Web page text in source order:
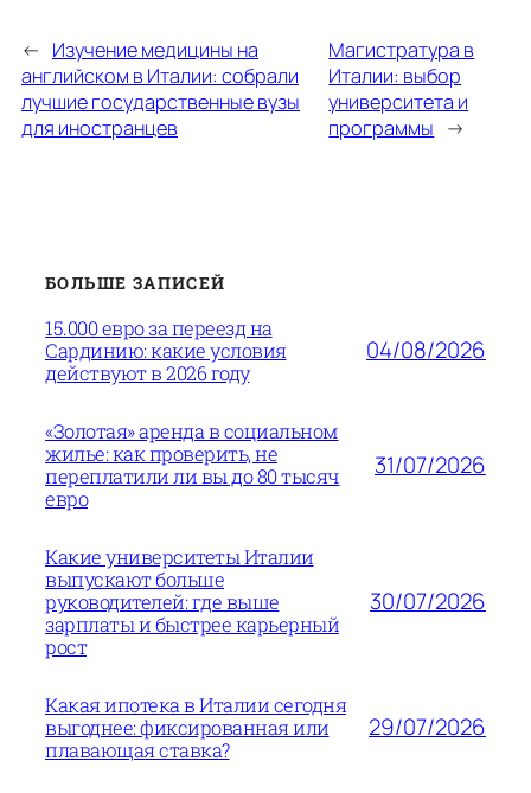
← Изучение медицины на
английском в Италии: собрали
лучшие государственные вузы
для иностранцев
Магистратура в
Италии: выбор
университета и
программы →
БОЛЬШЕ ЗАПИСЕЙ
15.000 евро за переезд на
Сардинию: какие условия
действуют в 2026 году
04/08/2026
«Золотая» аренда в социальном
жилье: как проверить, не
переплатили ли вы до 80 тысяч
евро
31/07/2026
Какие университеты Италии
выпускают больше
руководителей: где выше
зарплаты и быстрее карьерный
рост
30/07/2026
Какая ипотека в Италии сегодня
выгоднее: фиксированная или
плавающая ставка?
29/07/2026